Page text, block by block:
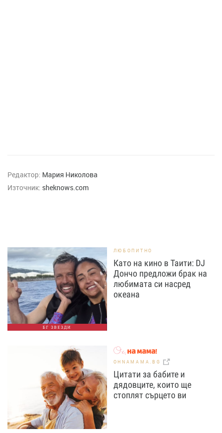
Редактор: Мария Николова
Източник: sheknows.com
БГ ЗВЕЗДИ
ЛЮБОПИТНО
Като на кино в Таити: DJ
Дончо предложи брак на
любимата си насред
океана
OHNAMAMA.BG
Цитати за бабите и
дядовците, които ще
стоплят сърцето ви